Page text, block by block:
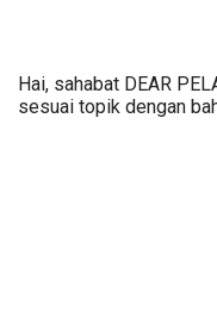
Hai, sahabat DEAR
sesuai topik dengan